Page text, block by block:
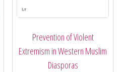
Prevention of Violent
Extremism in Western Muslim
Diasporas